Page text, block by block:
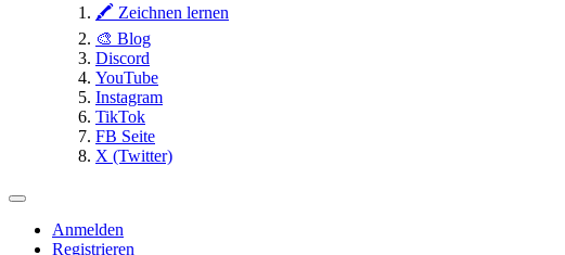
🖍 Zeichnen lernen
🎨 Blog
Discord
YouTube
Instagram
TikTok
FB Seite
X (Twitter)
Anmelden
Registrieren